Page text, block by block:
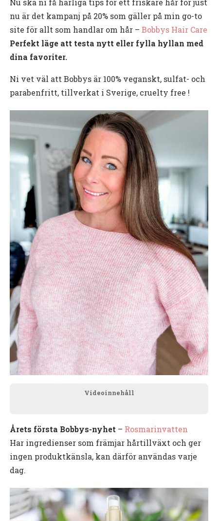
nu är det kampanj på 20% som gäller på min go-to
site för allt som handlar om hår – Bobbys Hair Care
Perfekt läge att testa nytt eller fylla hyllan med
dina favoriter.
Ni vet väl att Bobbys är 100% veganskt, sulfat- och
parabenfritt, tillverkat i Sverige, cruelty free !
Videoinnehåll
Årets första Bobbys-nyhet – Rosmarinvatten
Har ingredienser som främjar hårtillväxt och ger
ingen produktkänsla, kan därför användas varje
dag.